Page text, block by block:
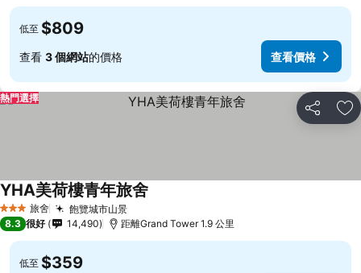
低至 $809
查看 3 個網站的價格 查看價格
分享 放
熱門選擇
3 星級 旅舍 飽覽城市山景
YHA美荷樓青年旅舍
8.3 很好 14,490 距離Grand Tower 1.9 公里
低至 $359